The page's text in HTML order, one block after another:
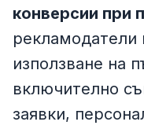
конверсии при
рекламодатели
използване на
включително
заявки,